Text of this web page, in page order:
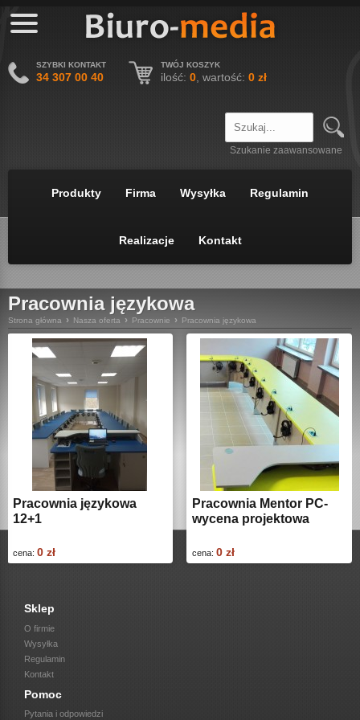
SZYBKI KONTAKT
34 307 00 40
TWÓJ KOSZYK
ilość: 0 , wartość: 0 zł
Szukanie zaawansowane
Menu
Produkty Firma Wysyłka Regulamin
Realizacje Kontakt
Pracownia językowa
Strona główna › Nasza oferta › Pracownie › Pracownia językowa
Pracownia językowa
12+1
cena: 0 zł
Pracownia Mentor PC-
wycena projektowa
cena:0 zł
Sklep
O firmie
Wysyłka
Regulamin
Kontakt
Pomoc
Pytania i odpowiedzi